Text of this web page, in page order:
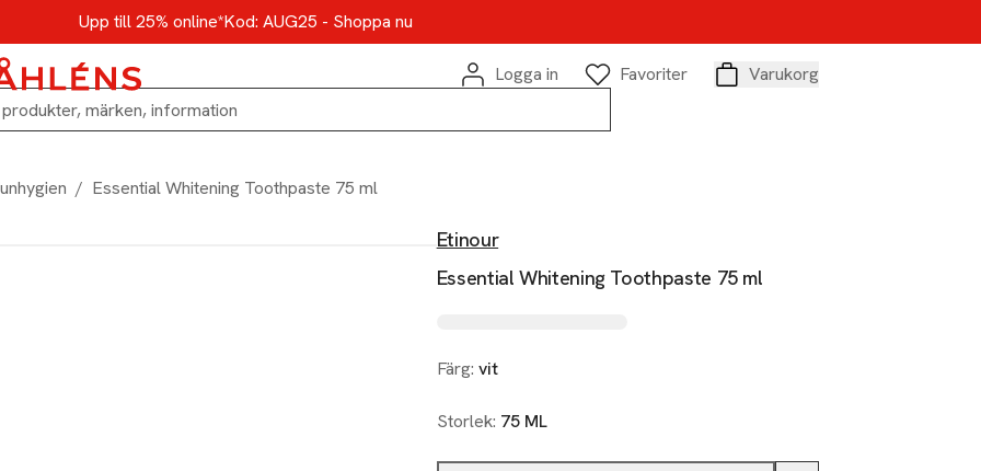
Upp till 25% online*Kod: AUG25 - Shoppa nu
Logga in
Favoriter
Varukorg
/ Essential Whitening Toothpaste 75 ml
Etinour
Essential Whitening Toothpaste 75 ml
Färg: vit
Storlek: 75 ML